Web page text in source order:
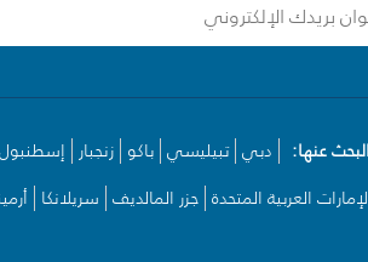
عنها: دبي تبيليسي باكو زنجبار إسطنبول
العربية المتحدة جزر المالديف سريلانكا